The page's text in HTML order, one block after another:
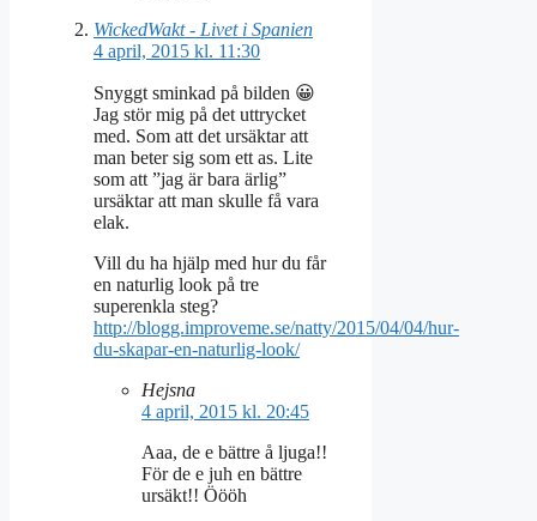
WickedWakt - Livet i Spanien
4 april, 2015 kl. 11:30
Snyggt sminkad på bilden 😀
Jag stör mig på det uttrycket
med. Som att det ursäktar att
man beter sig som ett as. Lite
som att ”jag är bara ärlig”
ursäktar att man skulle få vara
elak.
Vill du ha hjälp med hur du får
en naturlig look på tre
superenkla steg?
http://blogg.improveme.se/natty/2015/04/04/hur-
du-skapar-en-naturlig-look/
Hejsna
4 april, 2015 kl. 20:45
Aaa, de e bättre å ljuga!!
För de e juh en bättre
ursäkt!! Öööh